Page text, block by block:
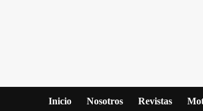
Inicio Nosotros Revistas